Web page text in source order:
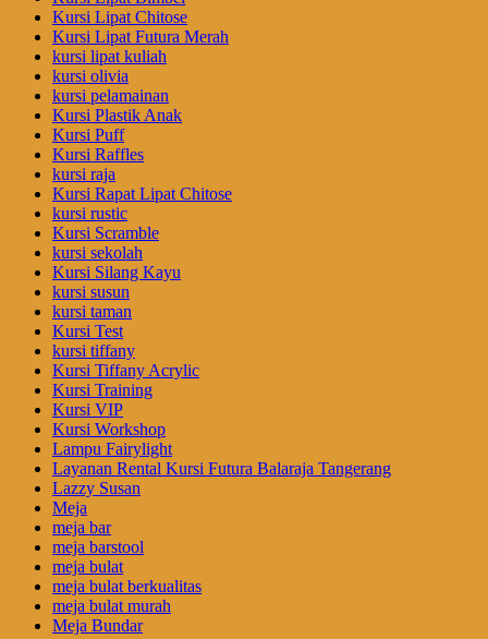
Kursi Lipat Chitose
Kursi Lipat Futura Merah
kursi lipat kuliah
kursi olivia
kursi pelamainan
Kursi Plastik Anak
Kursi Puff
Kursi Raffles
kursi raja
Kursi Rapat Lipat Chitose
kursi rustic
Kursi Scramble
kursi sekolah
Kursi Silang Kayu
kursi susun
kursi taman
Kursi Test
kursi tiffany
Kursi Tiffany Acrylic
Kursi Training
Kursi VIP
Kursi Workshop
Lampu Fairylight
Layanan Rental Kursi Futura Balaraja Tangerang
Lazzy Susan
Meja
meja bar
meja barstool
meja bulat
meja bulat berkualitas
meja bulat murah
Meja Bundar